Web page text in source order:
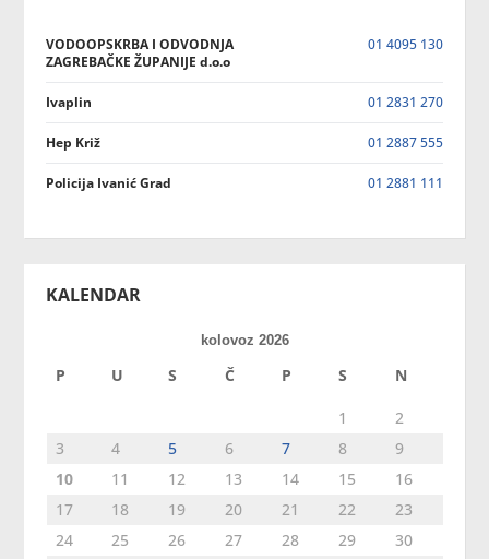
VODOOPSKRBA I ODVODNJA
ZAGREBAČKE ŽUPANIJE d.o.o
01 4095 130
Ivaplin 01 2831 270
Hep Križ 01 2887 555
Policija Ivanić Grad 01 2881 111
KALENDAR
kolovoz 2026
P U S Č P S N
1
2
3
4 5 6 7 8
9
10
11 12 13 14 15
16
17
18 19 20 21 22
23
24
25 26 27 28 29
30